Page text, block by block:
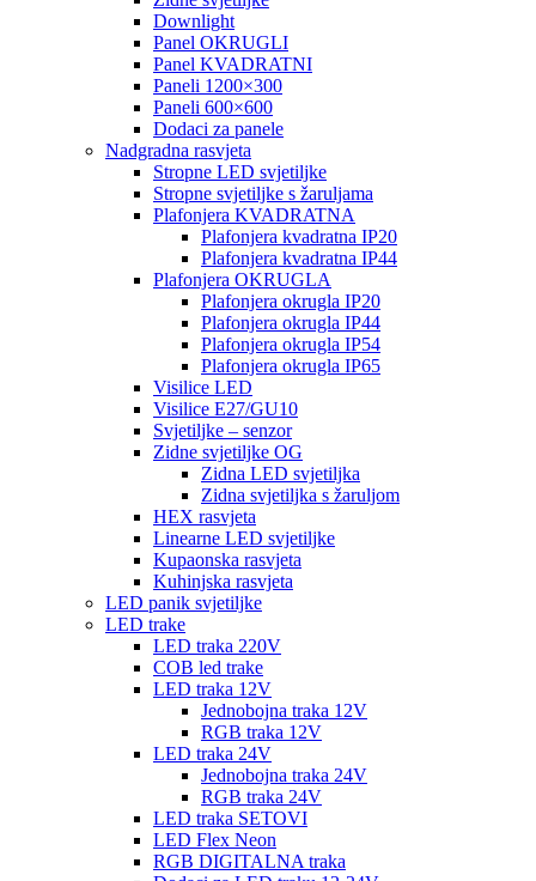
Downlight
Panel OKRUGLI
Panel KVADRATNI
Paneli 1200×300
Paneli 600×600
Dodaci za panele
Nadgradna rasvjeta
Stropne LED svjetiljke
Stropne svjetiljke s žaruljama
Plafonjera KVADRATNA
Plafonjera kvadratna IP20
Plafonjera kvadratna IP44
Plafonjera OKRUGLA
Plafonjera okrugla IP20
Plafonjera okrugla IP44
Plafonjera okrugla IP54
Plafonjera okrugla IP65
Visilice LED
Visilice E27/GU10
Svjetiljke – senzor
Zidne svjetiljke OG
Zidna LED svjetiljka
Zidna svjetiljka s žaruljom
HEX rasvjeta
Linearne LED svjetiljke
Kupaonska rasvjeta
Kuhinjska rasvjeta
LED panik svjetiljke
LED trake
LED traka 220V
COB led trake
LED traka 12V
Jednobojna traka 12V
RGB traka 12V
LED traka 24V
Jednobojna traka 24V
RGB traka 24V
LED traka SETOVI
LED Flex Neon
RGB DIGITALNA traka